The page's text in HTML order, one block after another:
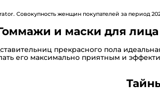
Совокупность женщин покупателей за период
и маски для лица
прекрасного пола
его максимально приятным и